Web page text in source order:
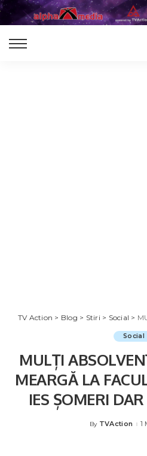
TV Action > Blog > Stiri > Social > MULȚI
Social
MULȚI
MEARGĂ LA
IES ȘOMERI
Posted
By TVAction 1